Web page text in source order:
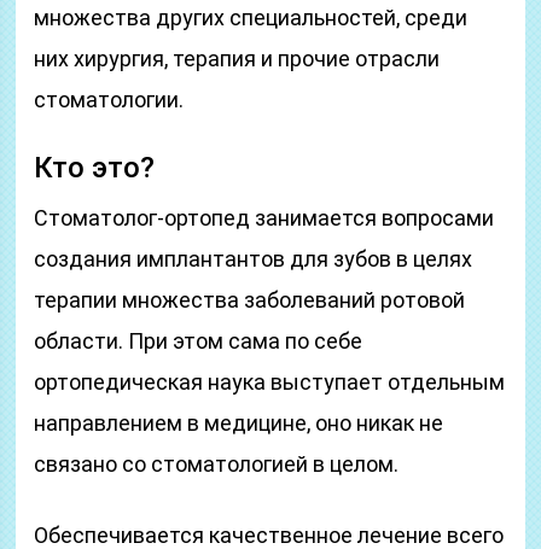
множества других специальностей, среди
них хирургия, терапия и прочие отрасли
стоматологии.
Кто это?
Стоматолог-ортопед занимается вопросами
создания имплантантов для зубов в целях
терапии множества заболеваний ротовой
области. При этом сама по себе
ортопедическая наука выступает отдельным
направлением в медицине, оно никак не
связано со стоматологией в целом.
Обеспечивается качественное лечение всего